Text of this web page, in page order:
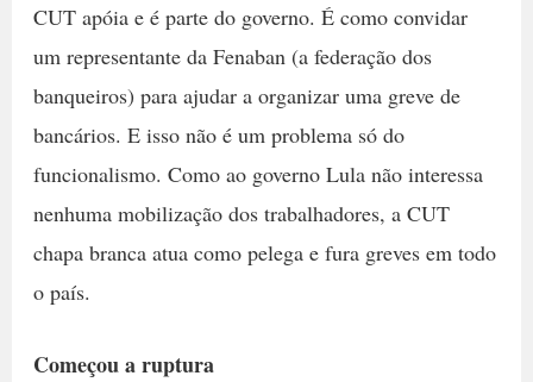
CUT apóia e é parte do governo. É como convidar
um representante da Fenaban (a federação dos
banqueiros) para ajudar a organizar uma greve de
bancários. E isso não é um problema só do
funcionalismo. Como ao governo Lula não interessa
nenhuma mobilização dos trabalhadores, a CUT
chapa branca atua como pelega e fura greves em todo
o país.
Começou a ruptura